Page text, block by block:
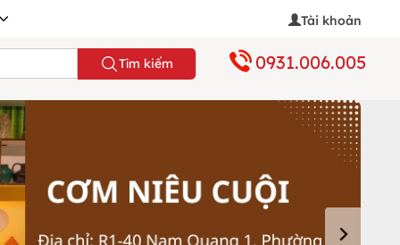
Tài khoản
Tìm kiếm 0931.006.005